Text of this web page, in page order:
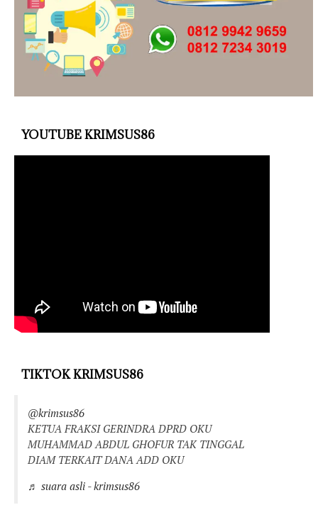
YOUTUBE KRIMSUS86
TIKTOK KRIMSUS86
@krimsus86
KETUA FRAKSI GERINDRA DPRD OKU
MUHAMMAD ABDUL GHOFUR TAK TINGGAL
DIAM TERKAIT DANA ADD OKU
♬ suara asli - krimsus86